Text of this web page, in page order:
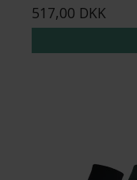
517,00 DKK